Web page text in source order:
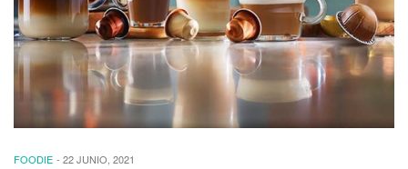
FOODIE - 22 JUNIO, 2021